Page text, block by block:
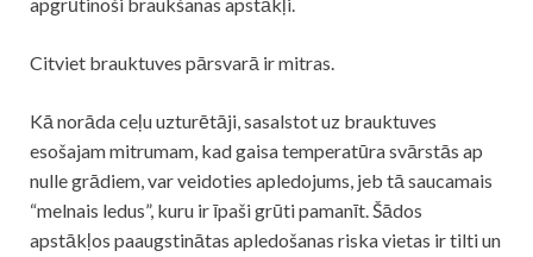
apgrūtinoši braukšanas apstākļi.
Citviet brauktuves pārsvarā ir mitras.
Kā norāda ceļu uzturētāji, sasalstot uz brauktuves
esošajam mitrumam, kad gaisa temperatūra svārstās ap
nulle grādiem, var veidoties apledojums, jeb tā saucamais
“melnais ledus”, kuru ir īpaši grūti pamanīt. Šādos
apstākļos paaugstinātas apledošanas riska vietas ir tilti un